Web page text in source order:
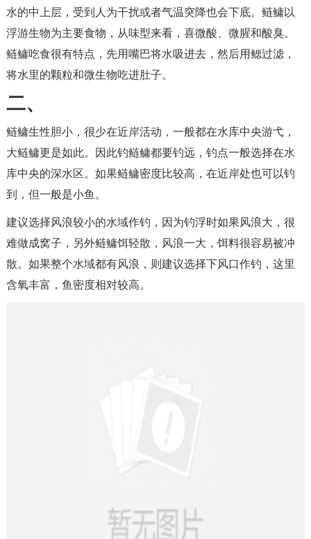
水的中上层，受到人为干扰或者气温突降也会下底。鲢鳙以
浮游生物为主要食物，从味型来看，喜微酸、微腥和酸臭。
鲢鳙吃食很有特点，先用嘴巴将水吸进去，然后用鳃过滤，
将水里的颗粒和微生物吃进肚子。
二、
鲢鳙生性胆小，很少在近岸活动，一般都在水库中央游弋，
大鲢鳙更是如此。因此钓鲢鳙都要钓远，钓点一般选择在水
库中央的深水区。如果鲢鳙密度比较高，在近岸处也可以钓
到，但一般是小鱼。
建议选择风浪较小的水域作钓，因为钓浮时如果风浪大，很
难做成窝子，另外鲢鳙饵轻散，风浪一大，饵料很容易被冲
散。如果整个水域都有风浪，则建议选择下风口作钓，这里
含氧丰富，鱼密度相对较高。